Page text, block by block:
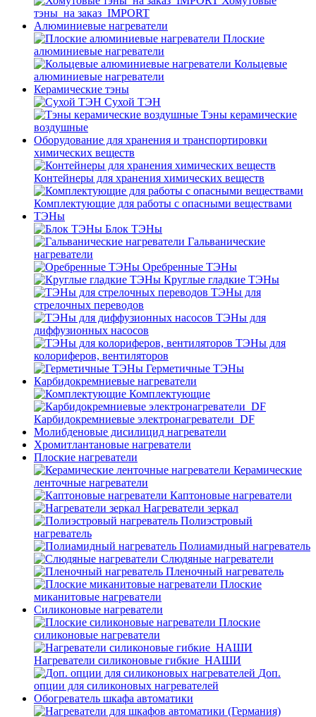
тэны_на заказ_IMPORT
Алюминиевые нагреватели
Плоские
алюминиевые нагреватели
Кольцевые
алюминиевые нагреватели
Керамические тэны
Сухой ТЭН
Тэны керамические
воздушные
Оборудование для хранения и транспортировки
химических веществ
Контейнеры для хранения химических веществ
Комплектующие для работы с опасными веществами
ТЭНы
Блок ТЭНы
Гальванические
нагреватели
Оребренные ТЭНы
Круглые гладкие ТЭНы
ТЭНы для
стрелочных переводов
ТЭНы для
диффузионных насосов
ТЭНы для
колориферов, вентиляторов
Герметичные ТЭНы
Карбидокремниевые нагреватели
Комплектующие
Карбидокремниевые электронагреватели_DF
Молибденовые дисилицид нагреватели
Хромитлантановые нагреватели
Плоские нагреватели
Керамические
ленточные нагреватели
Каптоновые нагреватели
Нагреватели зеркал
Полиэстровый
нагреватель
Полиамидный нагреватель
Слюдяные нагреватели
Пленочный нагреватель
Плоские
миканитовые нагреватели
Силиконовые нагреватели
Плоские
силиконовые нагреватели
Нагреватели силиконовые гибкие_НАШИ
Доп.
опции для силиконовых нагревателей
Обогреватель шкафа автоматики